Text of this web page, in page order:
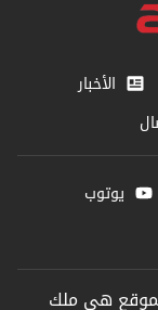
الأخبار
يوتوب
هي ملك